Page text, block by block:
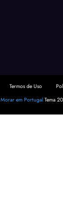
Termos de Uso
Morar em PortugalTema